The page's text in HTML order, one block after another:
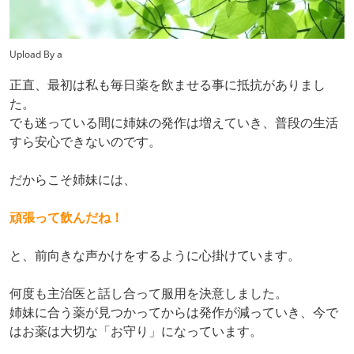
Upload By a
正直、最初は私も毎日薬を飲ませる事に抵抗がありまし
た。
でも迷っている間に姉妹の発作は増えていき、普段の生活
すら安心できないのです。
だからこそ姉妹には、
頑張って飲んだね！
と、前向きな声かけをするように心掛けています。
何度も主治医と話し合って服用を決意しました。
姉妹に合う薬が見つかってからは発作が減っていき、今で
はお薬は大切な「お守り」になっています。